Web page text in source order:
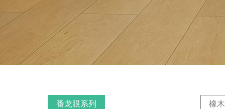
番龙眼系列 橡